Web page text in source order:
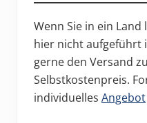
Wenn Sie in ein
hier nicht aufgeführt
gerne den Versand
Selbstkostenpreis.
individuelles Angebot